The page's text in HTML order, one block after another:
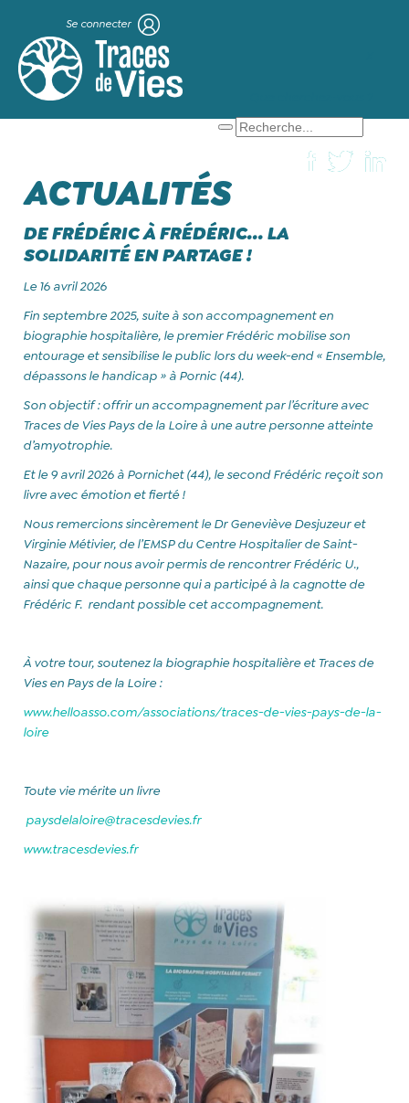
Se connecter
ACTUALITÉS
DE FRÉDÉRIC À FRÉDÉRIC… LA
SOLIDARITÉ EN PARTAGE !
Le 16 avril 2026
Fin septembre 2025, suite à son accompagnement en
biographie hospitalière, le premier Frédéric mobilise son
entourage et sensibilise le public lors du week-end « Ensemble,
dépassons le handicap » à Pornic (44).
Son objectif : offrir un accompagnement par l’écriture avec
Traces de Vies Pays de la Loire à une autre personne atteinte
d’amyotrophie.
Et le 9 avril 2026 à Pornichet (44), le second Frédéric reçoit son
livre avec émotion et fierté !
Nous remercions sincèrement le Dr Geneviève Desjuzeur et
Virginie Métivier, de l’EMSP du Centre Hospitalier de Saint-
Nazaire, pour nous avoir permis de rencontrer Frédéric U.,
ainsi que chaque personne qui a participé à la cagnotte de
Frédéric F. rendant possible cet accompagnement.
À votre tour, soutenez la biographie hospitalière et Traces de
Vies en Pays de la Loire :
www.helloasso.com/associations/traces-de-vies-pays-de-la-
loire
Toute vie mérite un livre
paysdelaloire@tracesdevies.fr
www.tracesdevies.fr